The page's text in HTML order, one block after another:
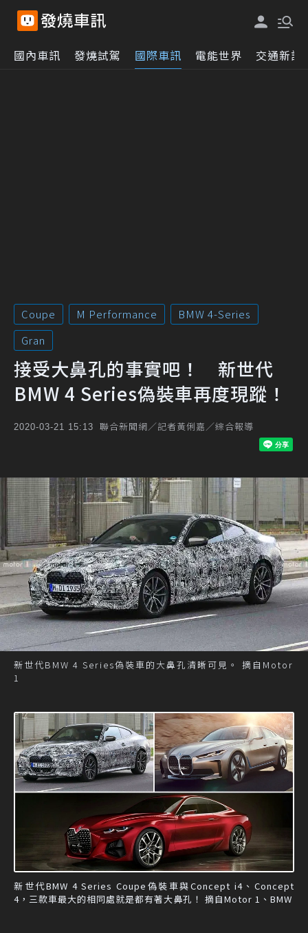
國內車訊 發燒試駕 國際車訊 電能世界 交通新訊
Coupe M Performance
BMW 4-Series
Gran
接受大鼻孔的事實吧！ 新世代
BMW 4 Series偽裝車再度現蹤！
2020-03-21 15:13 聯合新聞網／記者黃俐嘉／綜合報導
新世代BMW 4 Series偽裝車的大鼻孔清晰可見。 摘自Motor
1
新世代BMW 4 Series Coupe偽裝車與Concept i4、Concept
4，三款車最大的相同處就是都有著大鼻孔！ 摘自Motor 1、BMW